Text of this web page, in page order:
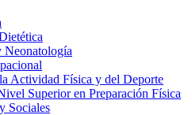
Neonatología
Actividad Física y del Deporte
Superior en Preparación Física
Sociales